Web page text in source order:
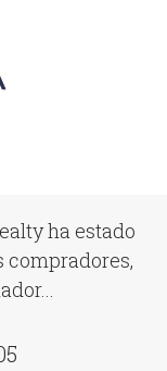
ha estado
compradores,